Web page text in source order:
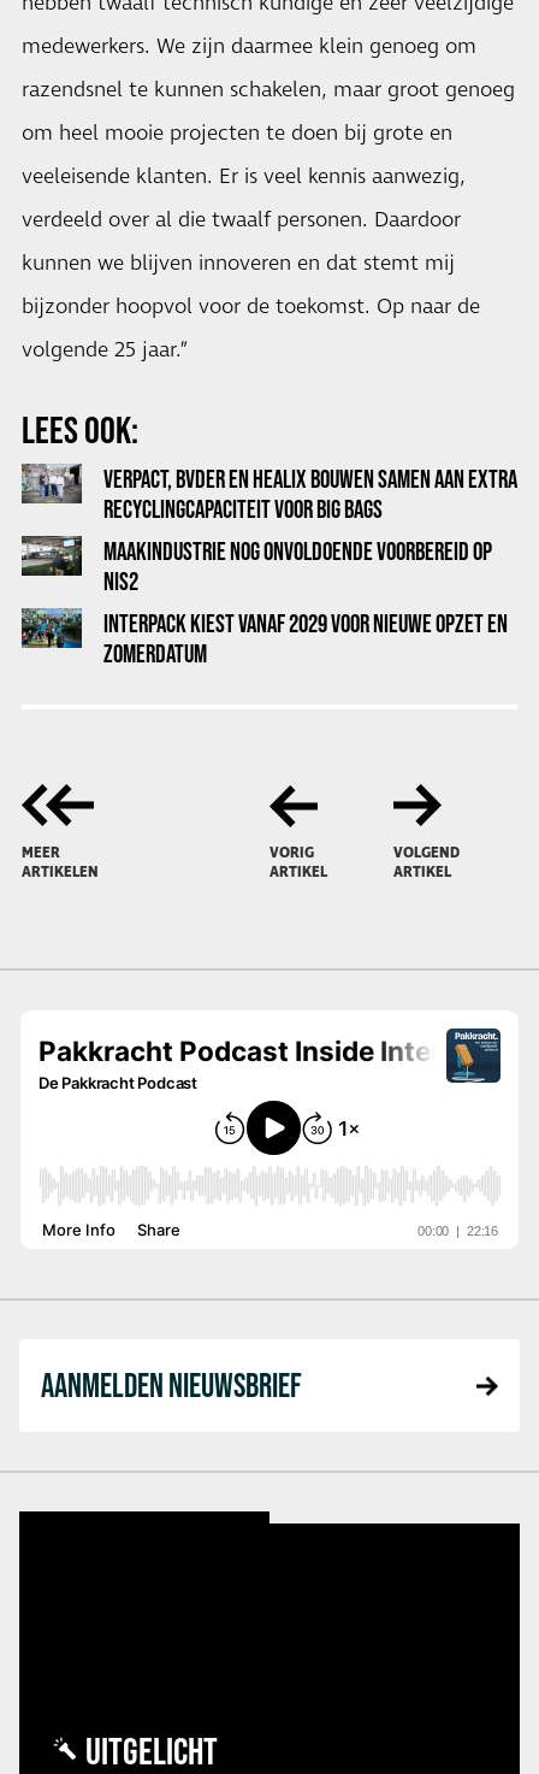
medewerkers. We zijn daarmee klein genoeg om
razendsnel te kunnen schakelen, maar groot genoeg
om heel mooie projecten te doen bij grote en
veeleisende klanten. Er is veel kennis aanwezig,
verdeeld over al die twaalf personen. Daardoor
kunnen we blijven innoveren en dat stemt mij
bijzonder hoopvol voor de toekomst. Op naar de
volgende 25 jaar.”
LEES OOK:
VERPACT, BVDER EN HEALIX BOUWEN SAMEN AAN EXTRA
RECYCLINGCAPACITEIT VOOR BIG BAGS
MAAKINDUSTRIE NOG ONVOLDOENDE VOORBEREID OP
NIS2
INTERPACK KIEST VANAF 2029 VOOR NIEUWE OPZET EN
ZOMERDATUM
MEER
ARTIKELEN
VORIG
ARTIKEL
VOLGEND
ARTIKEL
AANMELDEN NIEUWSBRIEF
UITGELICHT